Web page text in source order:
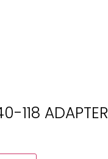
118 ADAPTER